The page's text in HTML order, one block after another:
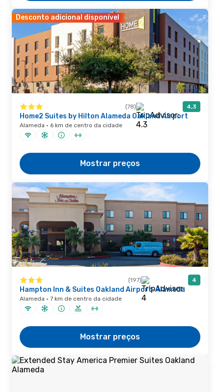
Desconto adicional disponível
(78) 4,3
Home2 Suites by Hilton Alameda Oakland Airport
Alameda · 6 km de centro da cidade
Mostrar preços
(197) 4
Hampton Inn & Suites Oakland Airport-Alameda
Alameda · 7 km de centro da cidade
Mostrar preços